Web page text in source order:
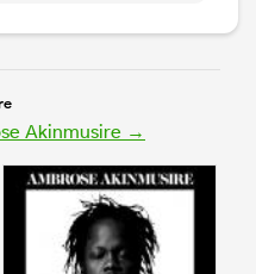
Akinmusire →